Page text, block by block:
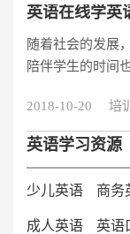
上教学经验和专
证的教育资格的
完全不用担心学
随着社会的发展
陪伴学生的时间
机构有很多，英
在线学英语机构
2018-10-20 培
英语学习资源
少儿英语 商务
成人英语 英语